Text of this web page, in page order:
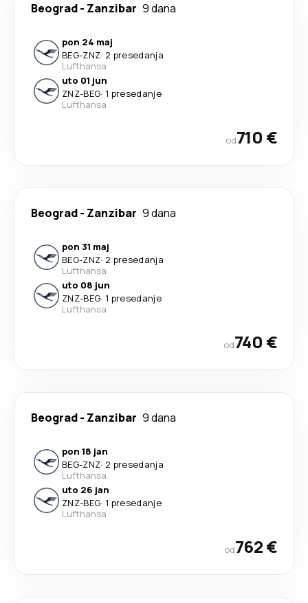
Beograd- Zanzibar 9 dana
pon 24 maj
BEG-ZNZ· 2 presedanja
Lufthansa
uto 01 jun
ZNZ-BEG· 1 presedanje
Lufthansa
od710 €
Beograd- Zanzibar 9 dana
pon 31 maj
BEG-ZNZ· 2 presedanja
Lufthansa
uto 08 jun
ZNZ-BEG· 1 presedanje
Lufthansa
od740 €
Beograd- Zanzibar 9 dana
pon 18 jan
BEG-ZNZ· 2 presedanja
Lufthansa
uto 26 jan
ZNZ-BEG· 1 presedanje
Lufthansa
od762 €